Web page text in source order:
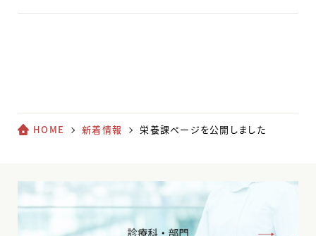
HOME 新着情報 栄養課ページを公開しました